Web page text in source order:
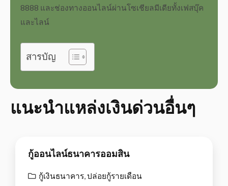
8888 และช่องทางออนไลน์ผ่านโซเชียลมีเดียทั้งเฟสบุ๊ค
และไลน์
สารบัญ
แนะนำแหล่งเงินด่วนอื่นๆ
กู้ออนไลน์ธนาคารออมสิน
กู้เงินธนาคาร,ปล่อยกู้รายเดือน